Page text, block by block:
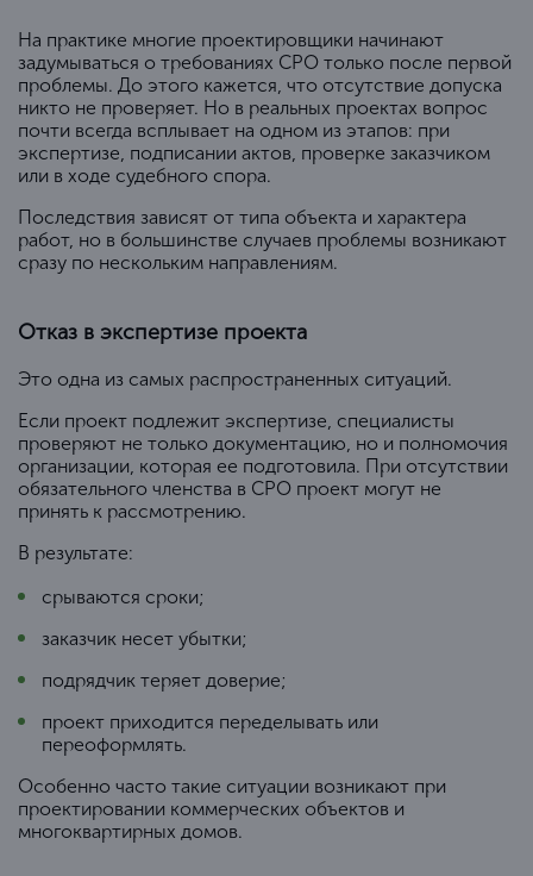
На практике многие проектировщики начинают
задумываться о требованиях СРО только после первой
проблемы. До этого кажется, что отсутствие допуска
никто не проверяет. Но в реальных проектах вопрос
почти всегда всплывает на одном из этапов: при
экспертизе, подписании актов, проверке заказчиком
или в ходе судебного спора.
Последствия зависят от типа объекта и характера
работ, но в большинстве случаев проблемы возникают
сразу по нескольким направлениям.
Отказ в экспертизе проекта
Это одна из самых распространенных ситуаций.
Если проект подлежит экспертизе, специалисты
проверяют не только документацию, но и полномочия
организации, которая ее подготовила. При отсутствии
обязательного членства в СРО проект могут не
принять к рассмотрению.
В результате:
срываются сроки;
заказчик несет убытки;
подрядчик теряет доверие;
проект приходится переделывать или
переоформлять.
Особенно часто такие ситуации возникают при
проектировании коммерческих объектов и
многоквартирных домов.